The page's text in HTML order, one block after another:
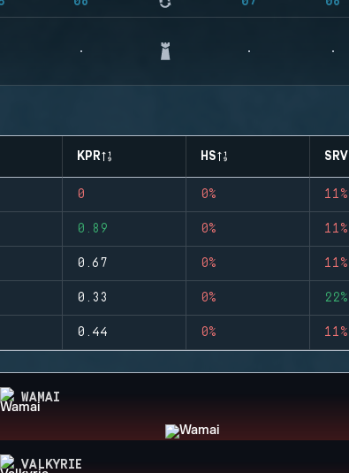
KPR HS SRV
0 0% 11%
0.89 0% 11%
0.67 0% 11%
0.33 0% 22%
0.44 0% 11%
WAMAI
VALKYRIE